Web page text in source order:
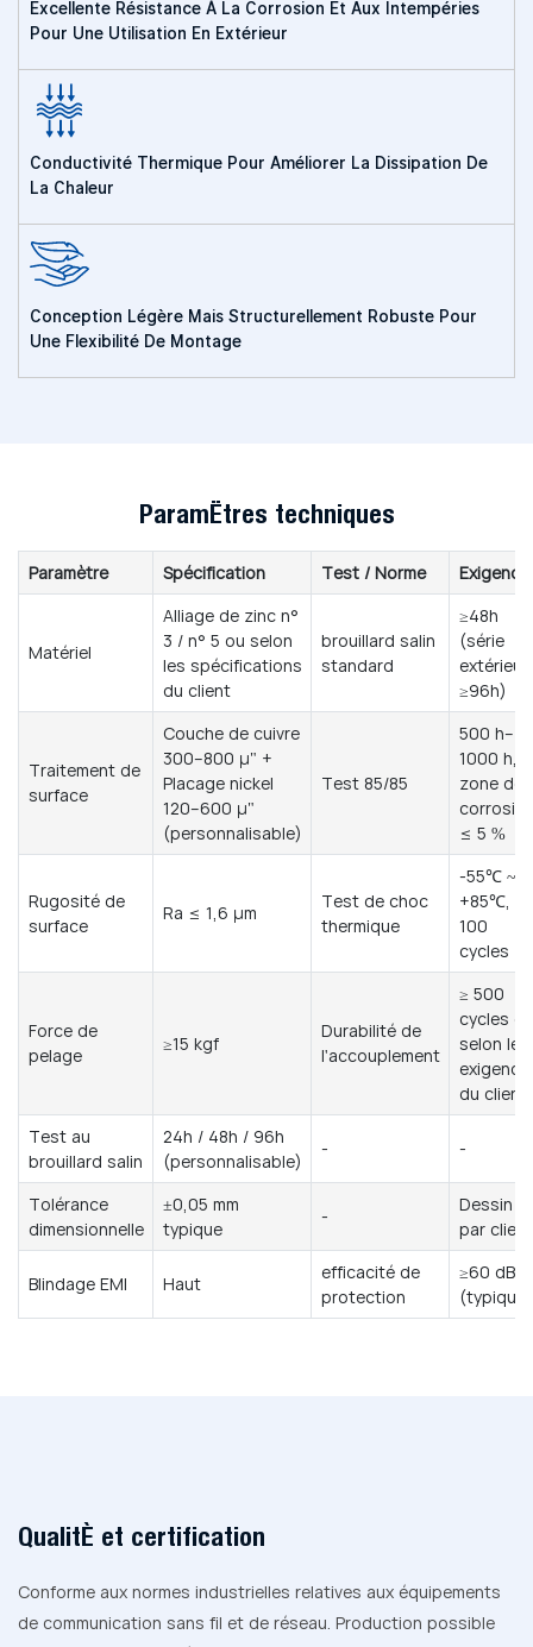
Excellente Résistance À La Corrosion Et Aux Intempéries
Pour Une Utilisation En Extérieur
Conductivité Thermique Pour Améliorer La Dissipation De
La Chaleur
Conception Légère Mais Structurellement Robuste Pour
Une Flexibilité De Montage
Paramètres techniques
Paramètre Spécification Test / Norme Exigence
Matériel
Alliage de zinc n°
3 / n° 5 ou selon
les spécifications
du client
brouillard salin
standard
≥48h
(série
≥96h)
Traitement de
surface
Couche de cuivre
300–800 μ" +
Placage nickel
120–600 μ"
(personnalisable)
Test 85/85
500 h–
1000 h,
zone de
≤ 5 %
Rugosité de
surface
Ra ≤ 1,6 μm
Test de choc
thermique
-55℃ ~
+85℃,
100
cycles
Force de
pelage
≥15 kgf
Durabilité de
l'accouplement
≥ 500
cycles ou
selon les
du client
Test au
brouillard salin
24h / 48h / 96h
(personnalisable)
- -
Tolérance
dimensionnelle
±0,05 mm
typique
-
Dessin
par client
Blindage EMI Haut
efficacité de
protection
≥60 dB
(typique)
Qualité et certification
Conforme aux normes industrielles relatives aux équipements
de communication sans fil et de réseau. Production possible